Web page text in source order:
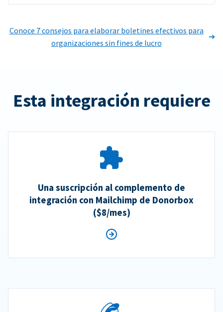
Conoce 7 consejos para elaborar boletines efectivos para
organizaciones sin fines de lucro
Esta integración requiere
Una suscripción al complemento de
integración con Mailchimp de Donorbox
($8/mes)